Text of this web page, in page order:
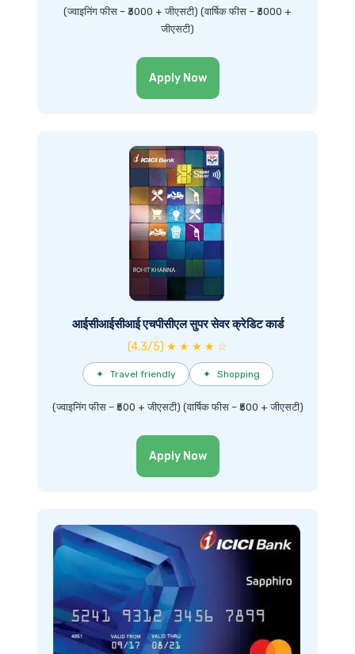
(ज्वाइनिंग फीस – ₹3000 + जीएसटी) (वार्षिक फीस – ₹3000 +
जीएसटी)
Apply Now
आईसीआईसीआई एचपीसीएल सुपर सेवर क्रेडिट कार्ड
(4.3/5) ★ ★ ★ ★ ☆
✦ Travel friendly ✦ Shopping
(ज्वाइनिंग फीस – ₹500 + जीएसटी) (वार्षिक फीस – ₹500 + जीएसटी)
Apply Now